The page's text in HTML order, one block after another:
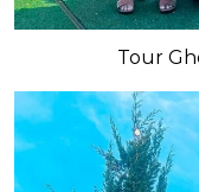
Tour